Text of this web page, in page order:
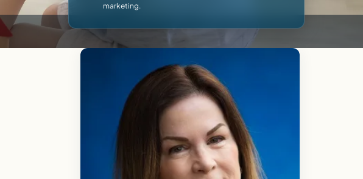
marketing.